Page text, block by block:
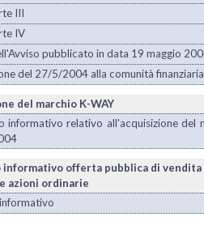
III
IV
pubblicato in data 19 maggio
del 27/5/2004 alla comunità
del marchio K-WAY
informativo relativo all'acquisizione
offerta pubblica di
azioni ordinarie